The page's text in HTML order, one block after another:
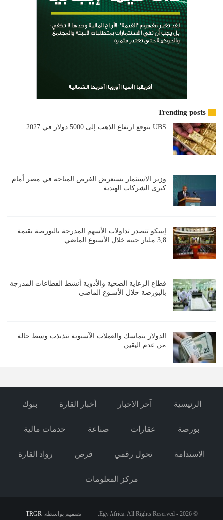
Trending posts
UBS يتوقع ارتفاع الذهب إلى 5000 دولار في 2027
وزير الاستثمار يستعرض الفرص المتاحة في مصر أمام
كبرى الشركات الهندية
إيبيكو تتصدر تداولات الأسهم المدرجة بالبورصة بقيمة
3,8 مليار جنيه خلال الأسبوع الماضي
قطاع الرعاية الصحية والأدوية أنشط القطاعات المدرجة
بالبورصة خلال الأسبوع الماضي
الدولار يتماسك والعملات الآسيوية تتذبذب وسط حالة
من عدم اليقين
الرئيسية آخر الاخبار أخبار القارة بنوك
بورصة عقارات صناعة خدمات مالية
الاستدامة تحول رقمي فرص رواد القارة
مركز المعلومات
© 2026 - Egy Africa. All Rights Reserved. تصميم بواسطة:TRGR